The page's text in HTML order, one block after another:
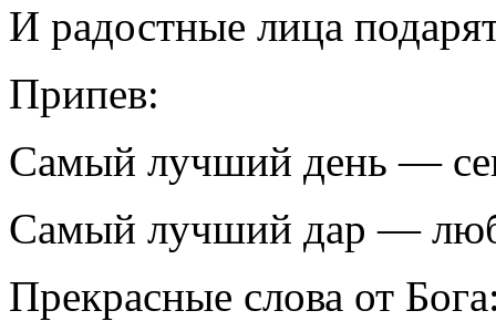
И радостные лица
Припев:
Самый лучший день —
Самый лучший дар —
Прекрасные слова от